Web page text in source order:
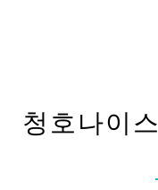
청호나이스